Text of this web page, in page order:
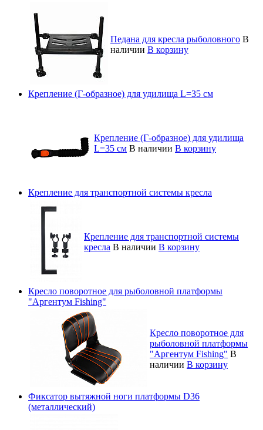
Педана для кресла рыболовного В
наличии В корзину
Крепление (Г-образное) для удилища L=35 см
Крепление (Г-образное) для удилища
L=35 см В наличии В корзину
Крепление для транспортной системы кресла
Крепление для транспортной системы
кресла В наличии В корзину
Кресло поворотное для рыболовной платформы
"Аргентум Fishing"
Кресло поворотное для
рыболовной платформы
"Аргентум Fishing" В
наличии В корзину
Фиксатор вытяжной ноги платформы D36
(металлический)